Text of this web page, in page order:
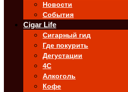
Новости
События
Cigar Life
Сигарный гид
Где покурить
Дегустации
4C
Алкоголь
Кофе